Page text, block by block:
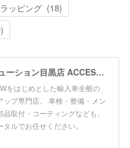
ラッピング (18)
)
アクセスエボリューション目黒店 ACCESS EVOLUTION MEGURO
をはじめとした輸入車全般の
ップ専門店。 車検・整備・メン
取付・コーティングなども、
ルでお任せください。